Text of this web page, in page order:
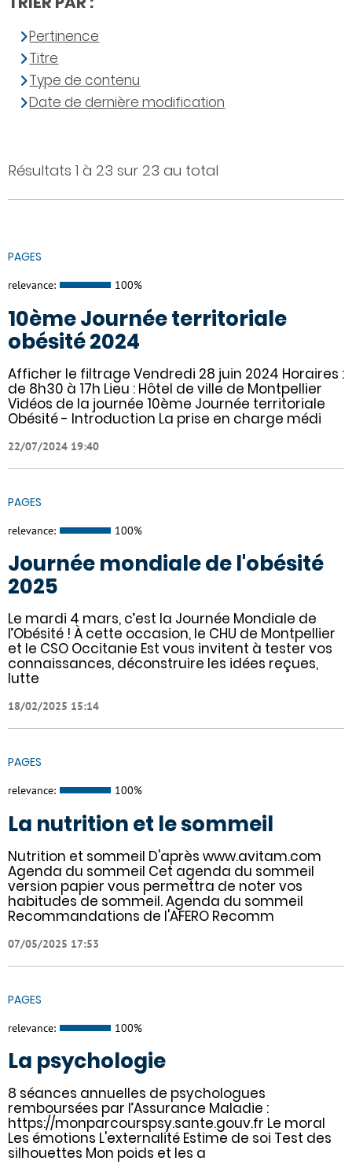
Résultats 1 à 23 sur 23 au total
PAGES
relevance: 100%
10ème Journée territoriale
obésité 2024
Afficher le filtrage Vendredi 28 juin 2024 Horaires :
de 8h30 à 17h Lieu : Hôtel de ville de Montpellier
Vidéos de la journée 10ème Journée territoriale
Obésité - Introduction La prise en charge médi
22/07/2024 19:40
PAGES
relevance: 100%
Journée mondiale de l'obésité
2025
Le mardi 4 mars, c’est la Journée Mondiale de
l’Obésité ! À cette occasion, le CHU de Montpellier
et le CSO Occitanie Est vous invitent à tester vos
connaissances, déconstruire les idées reçues,
lutte
18/02/2025 15:14
PAGES
relevance: 100%
La nutrition et le sommeil
Nutrition et sommeil D'après www.avitam.com
Agenda du sommeil Cet agenda du sommeil
version papier vous permettra de noter vos
habitudes de sommeil. Agenda du sommeil
Recommandations de l'AFERO Recomm
07/05/2025 17:53
PAGES
relevance: 100%
La psychologie
8 séances annuelles de psychologues
remboursées par l’Assurance Maladie :
https://monparcourspsy.sante.gouv.fr Le moral
Les émotions L'externalité Estime de soi Test des
silhouettes Mon poids et les a
Pertinence
Titre
Type de contenu
Date de dernière modification